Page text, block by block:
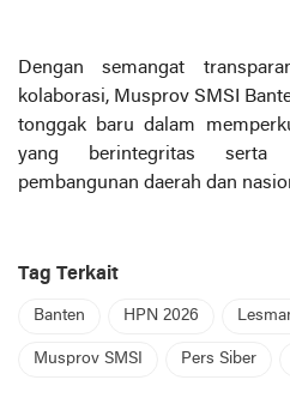
Dengan semangat
kolaborasi, Musprov SMSI
tonggak baru dalam
yang berintegritas serta
pembangunan daerah dan
Tag Terkait
Banten HPN 2026
Musprov SMSI Pers Siber